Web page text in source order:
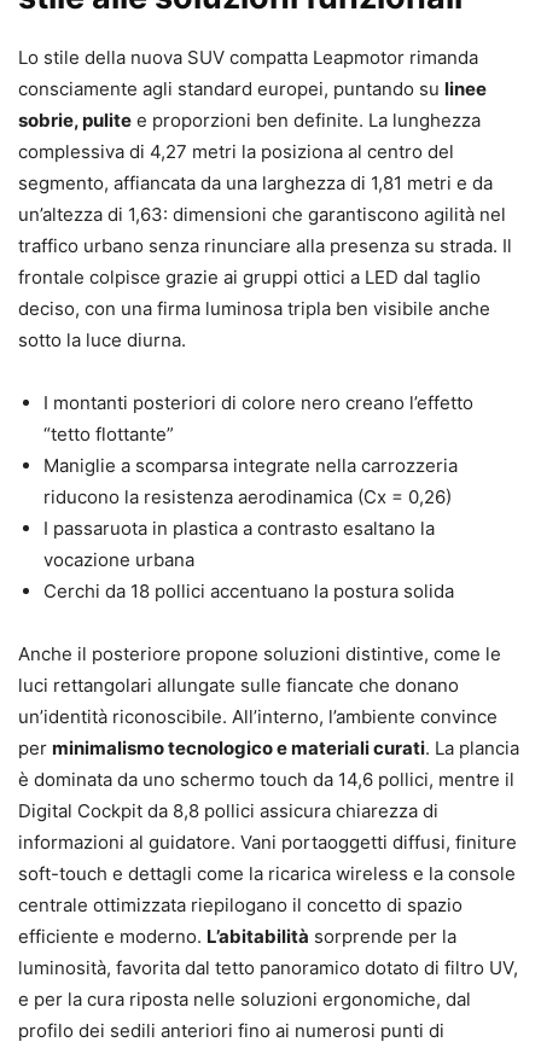
Lo stile della nuova SUV compatta Leapmotor rimanda
consciamente agli standard europei, puntando su linee
sobrie, pulite e proporzioni ben definite. La lunghezza
complessiva di 4,27 metri la posiziona al centro del
segmento, affiancata da una larghezza di 1,81 metri e da
un’altezza di 1,63: dimensioni che garantiscono agilità nel
traffico urbano senza rinunciare alla presenza su strada. Il
frontale colpisce grazie ai gruppi ottici a LED dal taglio
deciso, con una firma luminosa tripla ben visibile anche
sotto la luce diurna.
I montanti posteriori di colore nero creano l’effetto
“tetto flottante”
Maniglie a scomparsa integrate nella carrozzeria
riducono la resistenza aerodinamica (Cx = 0,26)
I passaruota in plastica a contrasto esaltano la
vocazione urbana
Cerchi da 18 pollici accentuano la postura solida
Anche il posteriore propone soluzioni distintive, come le
luci rettangolari allungate sulle fiancate che donano
un’identità riconoscibile. All’interno, l’ambiente convince
per minimalismo tecnologico e materiali curati. La plancia
è dominata da uno schermo touch da 14,6 pollici, mentre il
Digital Cockpit da 8,8 pollici assicura chiarezza di
informazioni al guidatore. Vani portaoggetti diffusi, finiture
soft-touch e dettagli come la ricarica wireless e la console
centrale ottimizzata riepilogano il concetto di spazio
efficiente e moderno. L’abitabilità sorprende per la
luminosità, favorita dal tetto panoramico dotato di filtro UV,
e per la cura riposta nelle soluzioni ergonomiche, dal
profilo dei sedili anteriori fino ai numerosi punti di